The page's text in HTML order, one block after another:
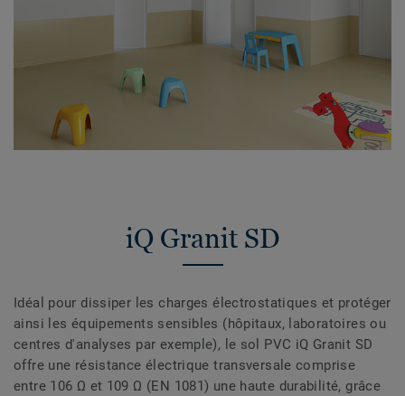
iQ Granit SD
Idéal pour dissiper les charges électrostatiques et protéger
ainsi les équipements sensibles (hôpitaux, laboratoires ou
centres d'analyses par exemple), le sol PVC iQ Granit SD
offre une résistance électrique transversale comprise
entre 106 Ω et 109 Ω (EN 1081) une haute durabilité, grâce